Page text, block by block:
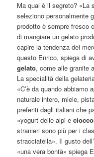
Ma qual è il segreto? «La
seleziono personalmente
prodotto è sempre fresco
di mangiare un gelato
capire la tendenza del
questo Enrico, spiega di
gelato, come alle granite
La specialità della
«C’è da quando abbiamo
naturale intero, miele,
preferiti dagli italiani che
«yogurt delle alpi e
stranieri sono più per i
stracciatella». Il gusto
«una vera bontà» spiega